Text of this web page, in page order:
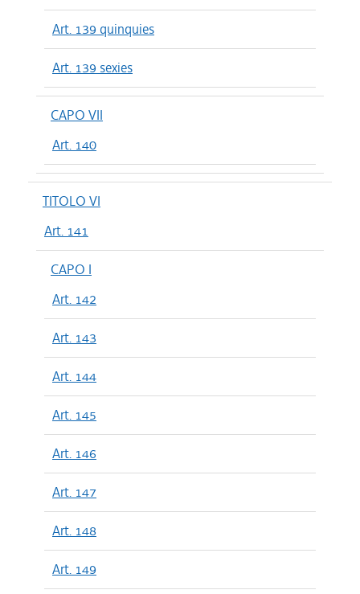
Art. 139 quinquies
Art. 139 sexies
CAPO VII
Art. 140
TITOLO VI
Art. 141
CAPO I
Art. 142
Art. 143
Art. 144
Art. 145
Art. 146
Art. 147
Art. 148
Art. 149